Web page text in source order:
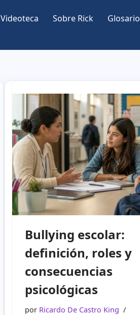
Videoteca Sobre Rick Glosario
Bullying escolar:
definición, roles y
consecuencias
psicológicas
por Ricardo De Castro King